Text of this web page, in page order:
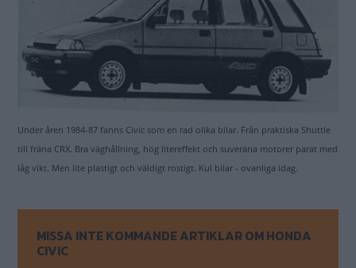
Under åren 1984-87 fanns Civic som en rad olika bilar. Från praktiska Shuttle
till fräna CRX. Bra väghållning, hög litereffekt och suveräna motorer parat med
låg vikt. Men lite plastigt och väldigt rostigt. Kul bilar - ovanliga idag.
MISSA INTE KOMMANDE ARTIKLAR OM HONDA
CIVIC